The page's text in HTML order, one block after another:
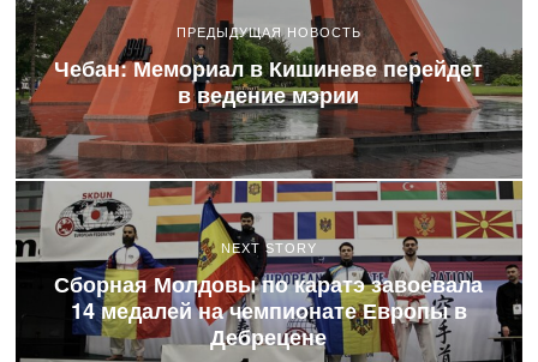
ПРЕДЫДУЩАЯ НОВОСТЬ
Чебан: Мемориал в Кишиневе перейдет
в ведение мэрии
NEXT STORY
Сборная Молдовы по каратэ завоевала
14 медалей на чемпионате Европы в
Дебрецене